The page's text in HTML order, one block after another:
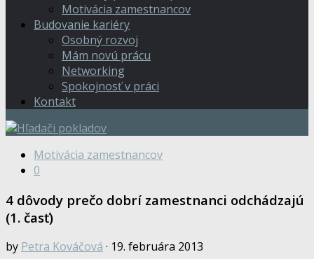
Motivácia zamestnancov
Budovanie kariéry
Osobný rozvoj
Mám novú prácu
Networking
Spokojnosť v práci
Kontakt
Motivácia zamestnancov
0
4 dôvody prečo dobrí zamestnanci odchádzajú
(1. časť)
by Petra Kováčová · 19. februára 2013